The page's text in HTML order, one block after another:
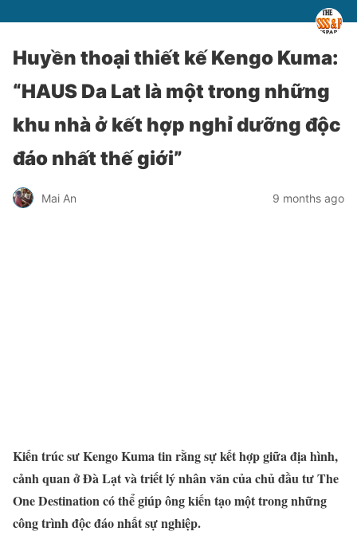
Huyền thoại thiết kế Kengo Kuma:
“HAUS Da Lat là một trong những
khu nhà ở kết hợp nghỉ dưỡng độc
đáo nhất thế giới”
Mai An 9 months ago
Kiến trúc sư Kengo Kuma tin rằng sự kết hợp giữa địa hình,
cảnh quan ở Đà Lạt và triết lý nhân văn của chủ đầu tư The
One Destination có thể giúp ông kiến tạo một trong những
công trình độc đáo nhất sự nghiệp.